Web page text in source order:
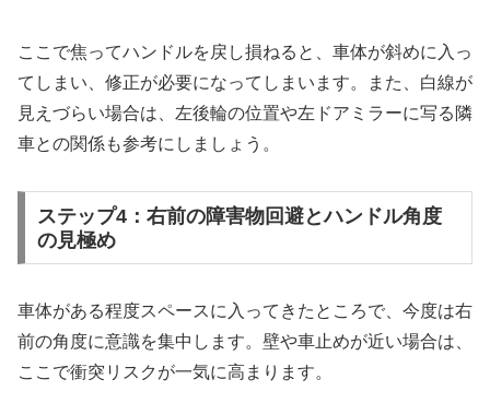
ここで焦ってハンドルを戻し損ねると、車体が斜めに入っ
てしまい、修正が必要になってしまいます。また、白線が
見えづらい場合は、左後輪の位置や左ドアミラーに写る隣
車との関係も参考にしましょう。
ステップ4：右前の障害物回避とハンドル角度
の見極め
車体がある程度スペースに入ってきたところで、今度は右
前の角度に意識を集中します。壁や車止めが近い場合は、
ここで衝突リスクが一気に高まります。